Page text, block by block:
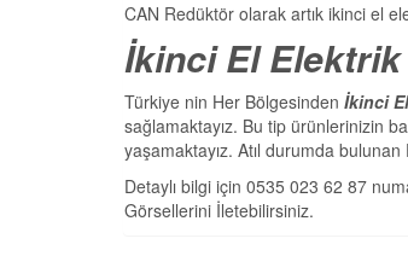
CAN Redüktör olarak artık ikinci el
İkinci El
Türkiye nin Her Bölgesinden İkinci
sağlamaktayız. Bu tip ürünlerinizin
yaşamaktayız. Atıl durumda
Detaylı bilgi için 0535 023 62 87
Görsellerini İletebilirsiniz.